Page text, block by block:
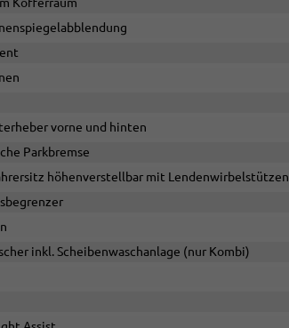
vorne und hinten
Parkbremse
höhenverstellbar mit Lendenwirbelstützen
inkl. Scheibenwaschanlage (nur Kombi)